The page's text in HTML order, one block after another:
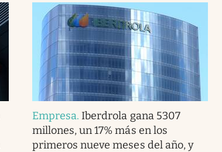
Empresa. Iberdrola gana 5307
millones, un 17% más en los
primeros nueve meses del año, y